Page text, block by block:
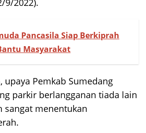
Pancasila Siap Berkiprah
Masyarakat
upaya Pemkab Sumedang
parkir berlangganan tiada lain
sangat menentukan